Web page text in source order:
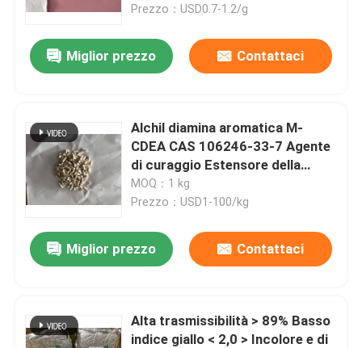
Giro della fabbrica
Controllo di qualità
Contattici
Richieda una citazione
Materiale ricoprente di gomma
dispersibilità proprietà
e superiori
Prezzo：USD0.7-1.2/g
Miglior prezzo Contattaci
Alchil diamina aromatica M-
CDEA CAS 106246-33-7 Agente
di curaggio Estensore della
catena Buona compatibilità
Temperatura di dissoluzione ≥
temperatura di lavoro 180°C
MOQ：1 kg
Prezzo：USD1-100/kg
Miglior prezzo Contattaci
Alta trasmissibilità > 89% Basso
indice giallo < 2,0 > Incolore e di